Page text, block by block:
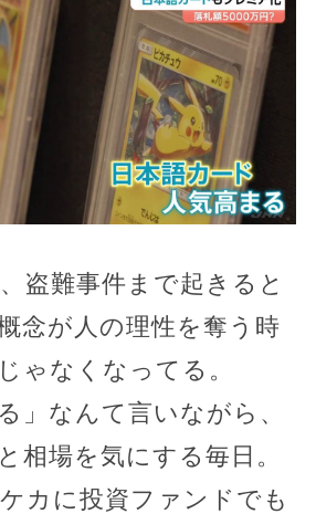
盗難事件まで起きると
念が人の理性を奪う時
ゃなくなってる。
」なんて言いながら、
相場を気にする毎日。
カに投資ファンドでも